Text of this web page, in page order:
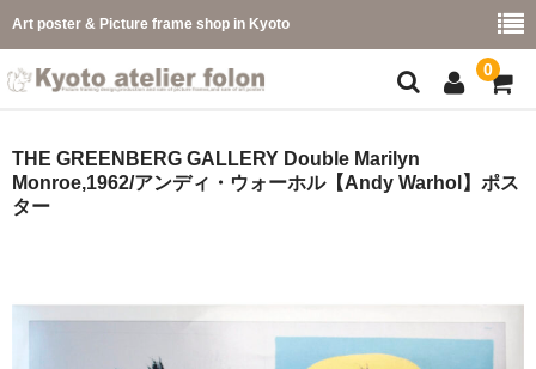
Art poster & Picture frame shop in Kyoto
0
フレーム一覧
THE GREENBERG GALLERY Double Marilyn
Monroe,1962/アンディ・ウォーホル【Andy Warhol】ポス
ター